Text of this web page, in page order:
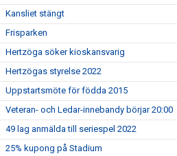
Kansliet stängt
Frisparken
Hertzöga söker kioskansvarig
Hertzögas styrelse 2022
Uppstartsmöte för födda 2015
Veteran- och Ledar-innebandy börjar 20:00
49 lag anmälda till seriespel 2022
25% kupong på Stadium